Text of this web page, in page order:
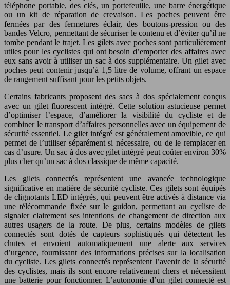
téléphone portable, des clés, un portefeuille, une barre énergétique
ou un kit de réparation de crevaison. Les poches peuvent être
fermées par des fermetures éclair, des boutons-pression ou des
bandes Velcro, permettant de sécuriser le contenu et d’éviter qu’il ne
tombe pendant le trajet. Les gilets avec poches sont particulièrement
utiles pour les cyclistes qui ont besoin d’emporter des affaires avec
eux sans avoir à utiliser un sac à dos supplémentaire. Un gilet avec
poches peut contenir jusqu’à 1,5 litre de volume, offrant un espace
de rangement suffisant pour les petits objets.
Certains fabricants proposent des sacs à dos spécialement conçus
avec un gilet fluorescent intégré. Cette solution astucieuse permet
d’optimiser l’espace, d’améliorer la visibilité du cycliste et de
combiner le transport d’affaires personnelles avec un équipement de
sécurité essentiel. Le gilet intégré est généralement amovible, ce qui
permet de l’utiliser séparément si nécessaire, ou de le remplacer en
cas d’usure. Un sac à dos avec gilet intégré peut coûter environ 30%
plus cher qu’un sac à dos classique de même capacité.
Les gilets connectés représentent une avancée technologique
significative en matière de sécurité cycliste. Ces gilets sont équipés
de clignotants LED intégrés, qui peuvent être activés à distance via
une télécommande fixée sur le guidon, permettant au cycliste de
signaler clairement ses intentions de changement de direction aux
autres usagers de la route. De plus, certains modèles de gilets
connectés sont dotés de capteurs sophistiqués qui détectent les
chutes et envoient automatiquement une alerte aux services
d’urgence, fournissant des informations précises sur la localisation
du cycliste. Les gilets connectés représentent l’avenir de la sécurité
des cyclistes, mais ils sont encore relativement chers et nécessitent
une batterie pour fonctionner. L’autonomie d’un gilet connecté est